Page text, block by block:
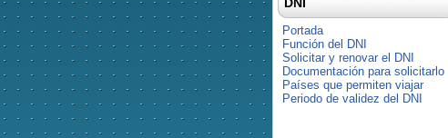
Portada
Función del DNI
Solicitar y renovar el DNI
Documentación para solicitarlo
Países que permiten viajar
Periodo de validez del DNI